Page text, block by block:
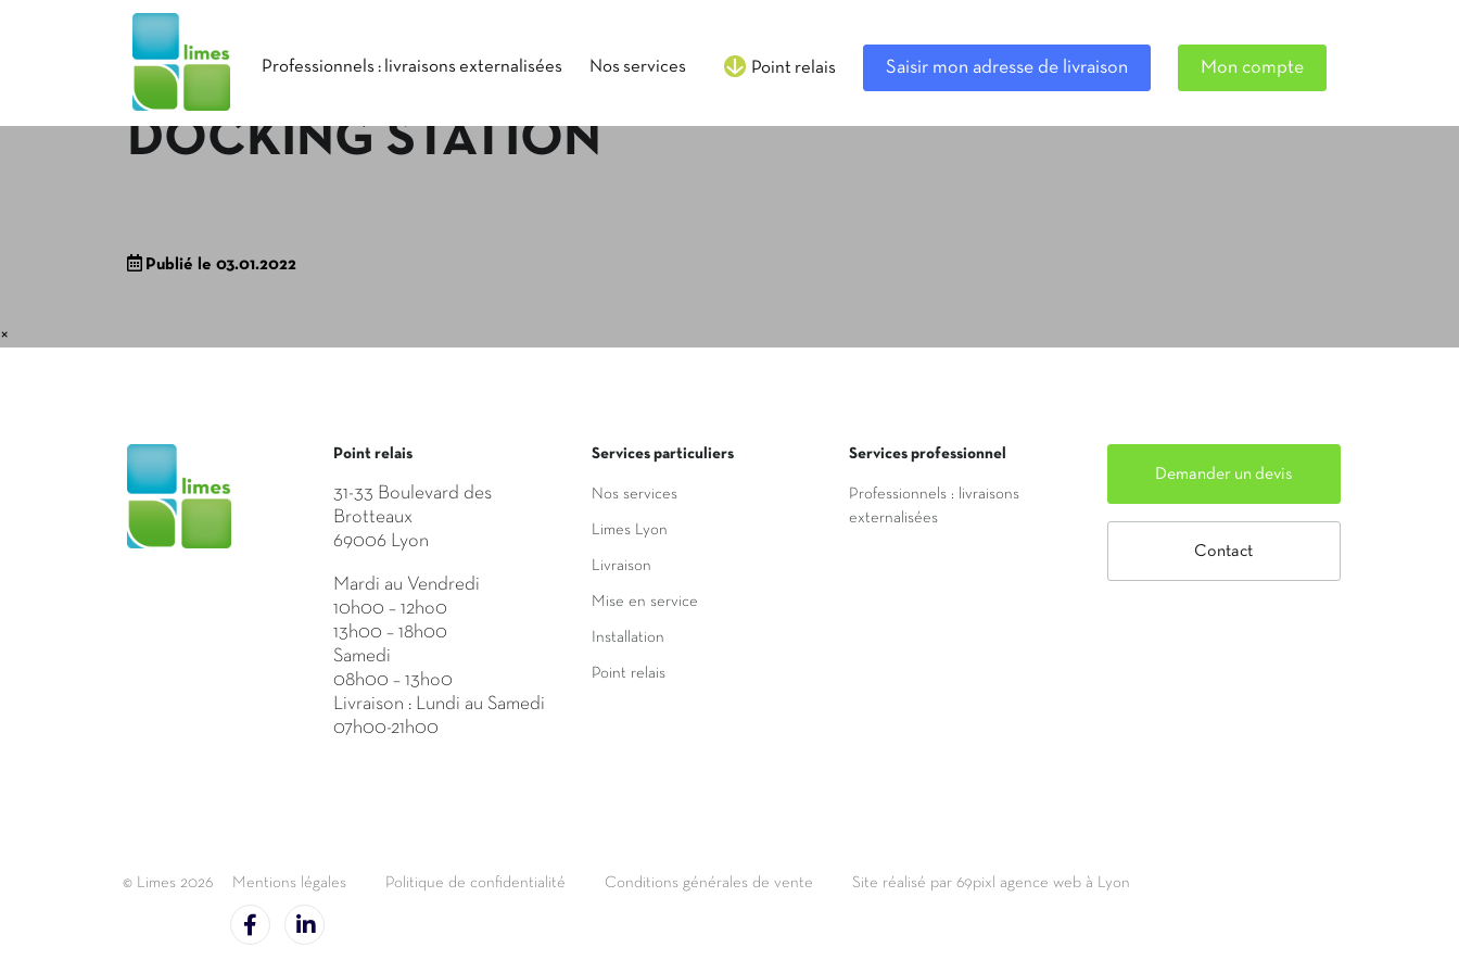
Professionnels : livraisons externalisées Nos services Point relais Saisir mon adresse de livraison Mon compte
DOCKING STATION
Publié le 03.01.2022
×
Point relais
31-33 Boulevard des
Brotteaux
69006 Lyon
Mardi au Vendredi
10h00 – 12ho0
13h00 – 18h00
Samedi
08h00 – 13ho0
Livraison : Lundi au Samedi
07h00-21h00
Services particuliers
Nos services
Limes Lyon
Livraison
Mise en service
Installation
Point relais
Services professionnel
Professionnels : livraisons
externalisées
Demander un devis
Contact
© Limes 2026 Mentions légales Politique de confidentialité Conditions générales de vente Site réalisé par 69pixl agence web à Lyon